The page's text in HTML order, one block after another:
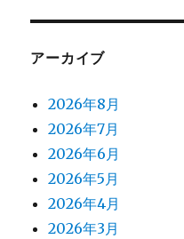
アーカイブ
2026年8月
2026年7月
2026年6月
2026年5月
2026年4月
2026年3月